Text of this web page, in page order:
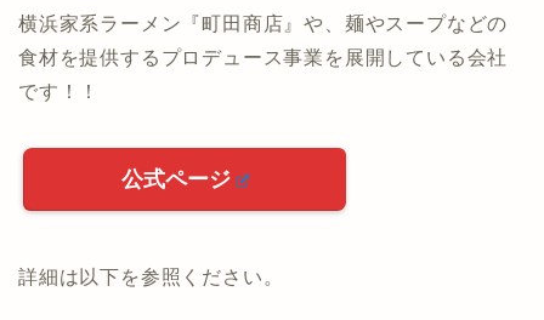
横浜家系ラーメン『町田商店』や、麺やスープなどの
食材を提供するプロデュース事業を展開している会社
です！！
公式ページ
詳細は以下を参照ください。